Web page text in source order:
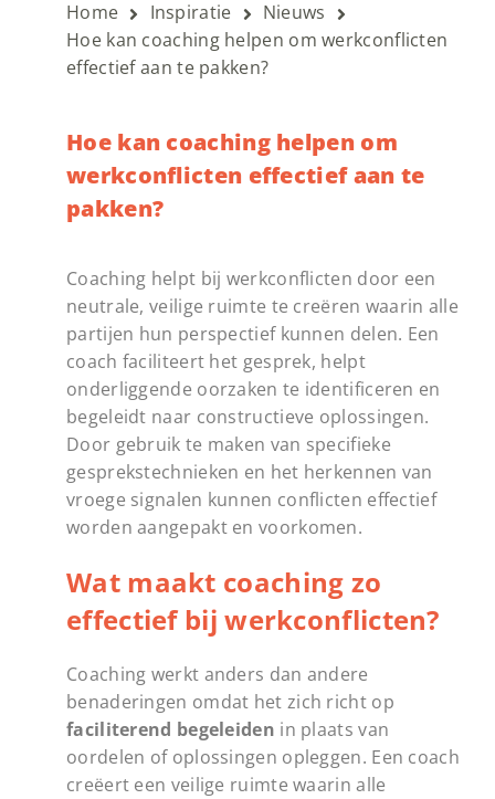
Home Inspiratie
Nieuws
Hoe kan coaching helpen om werkconflicten
effectief aan te pakken?
Hoe kan coaching helpen om
werkconflicten effectief aan te
pakken?
Coaching helpt bij werkconflicten door een
neutrale, veilige ruimte te creëren waarin alle
partijen hun perspectief kunnen delen. Een
coach faciliteert het gesprek, helpt
onderliggende oorzaken te identificeren en
begeleidt naar constructieve oplossingen.
Door gebruik te maken van specifieke
gesprekstechnieken en het herkennen van
vroege signalen kunnen conflicten effectief
worden aangepakt en voorkomen.
Wat maakt coaching zo
effectief bij werkconflicten?
Coaching werkt anders dan andere
benaderingen omdat het zich richt op
faciliterend begeleiden in plaats van
oordelen of oplossingen opleggen. Een coach
creëert een veilige ruimte waarin alle